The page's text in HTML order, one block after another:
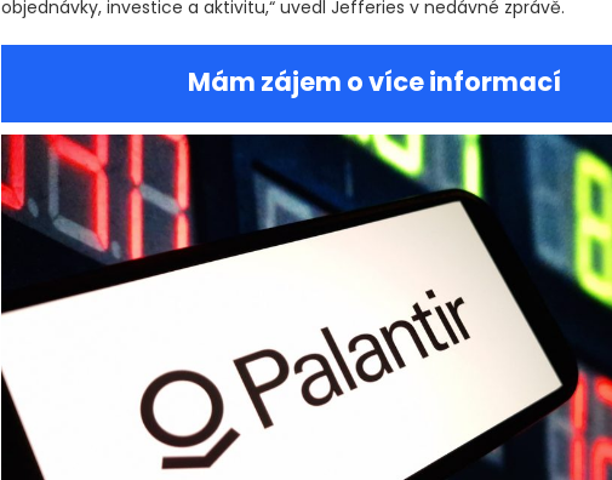
objednávky, investice a aktivitu,“ uvedl Jefferies v nedávné zprávě.
Mám zájem o více informací